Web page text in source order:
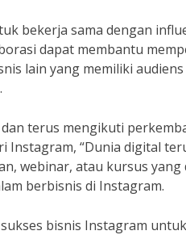
bekerja sama dengan
dapat membantu
lain yang memiliki
terus mengikuti
Instagram, “Dunia digital
webinar, atau kursus
berbisnis di Instagram.
bisnis Instagram